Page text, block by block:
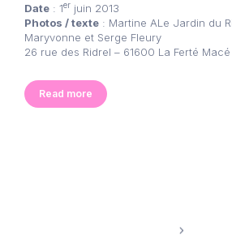
Date : 1er juin 2013
Photos / texte : Martine ALe Jardin du
Maryvonne et Serge Fleury
26 rue des Ridrel – 61600 La Ferté Macé
Read more